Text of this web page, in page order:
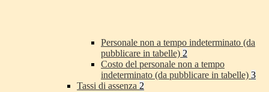
Personale non a tempo indeterminato (da
pubblicare in tabelle) 2
Costo del personale non a tempo
indeterminato (da pubblicare in tabelle) 3
Tassi di assenza 2